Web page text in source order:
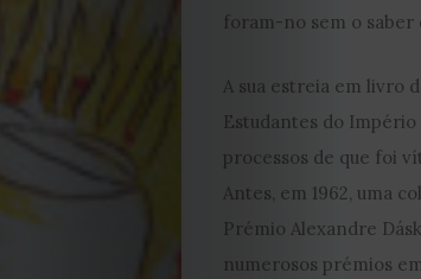
2022
2021
Obras
de
foram-no sem o saber
A sua estreia em livro
Estudantes do
processos de que foi
Antes, em 1962, uma
Prémio Alexandre
numerosos prémios